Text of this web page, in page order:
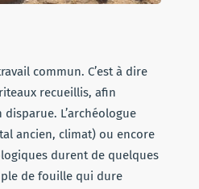
commun. C’est à dire
recueillis, afin
L’archéologue
ancien, climat) ou encore
durent de quelques
de fouille qui dure